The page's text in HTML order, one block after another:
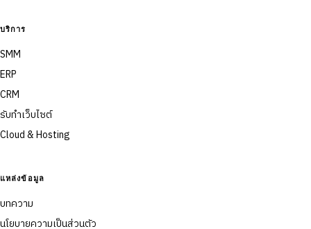
บริการ
SMM
ERP
CRM
รับทำเว็บไซต์
Cloud & Hosting
แหล่งข้อมูล
บทความ
นโยบายความเป็นส่วนตัว